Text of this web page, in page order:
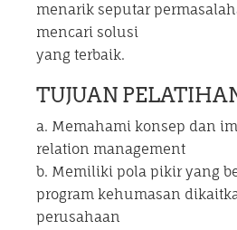
menarik seputar
mencari solusi
yang terbaik.
TUJUAN
a. Memahami konsep dan
relation management
b. Memiliki pola pikir yang
program kehumasan
perusahaan